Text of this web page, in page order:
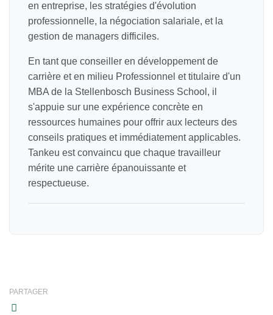
en entreprise, les stratégies d'évolution
professionnelle, la négociation salariale, et la
gestion de managers difficiles.
En tant que conseiller en développement de
carrière et en milieu Professionnel et titulaire d'un
MBA de la Stellenbosch Business School, il
s'appuie sur une expérience concrète en
ressources humaines pour offrir aux lecteurs des
conseils pratiques et immédiatement applicables.
Tankeu est convaincu que chaque travailleur
mérite une carrière épanouissante et
respectueuse.
PARTAGER